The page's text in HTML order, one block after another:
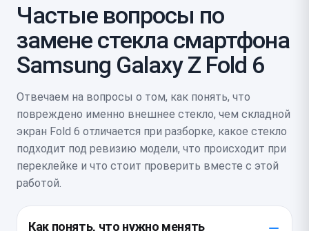
Частые вопросы по
замене стекла смартфона
Samsung Galaxy Z Fold 6
Отвечаем на вопросы о том, как понять, что
повреждено именно внешнее стекло, чем складной
экран Fold 6 отличается при разборке, какое стекло
подходит под ревизию модели, что происходит при
переклейке и что стоит проверить вместе с этой
работой.
Как понять, что нужно менять